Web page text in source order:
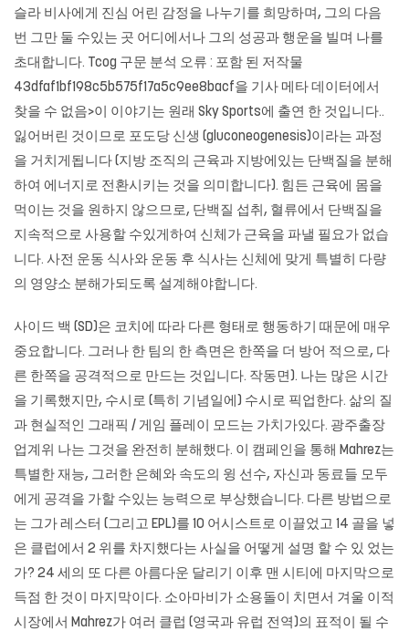
슬라 비사에게 진심 어린 감정을 나누기를 희망하며, 그의 다음
번 그만 둘 수있는 곳 어디에서나 그의 성공과 행운을 빌며 나를
초대합니다. Tcog 구문 분석 오류 : 포함 된 저작물
43dfaf1bf198c5b575f17a5c9ee8bacf을 기사 메타 데이터에서
찾을 수 없음>이 이야기는 원래 Sky Sports에 출연 한 것입니다..
잃어버린 것이므로 포도당 신생 (gluconeogenesis)이라는 과정
을 거치게됩니다 (지방 조직의 근육과 지방에있는 단백질을 분해
하여 에너지로 전환시키는 것을 의미합니다). 힘든 근육에 몸을
먹이는 것을 원하지 않으므로, 단백질 섭취, 혈류에서 단백질을
지속적으로 사용할 수있게하여 신체가 근육을 파낼 필요가 없습
니다. 사전 운동 식사와 운동 후 식사는 신체에 맞게 특별히 다량
의 영양소 분해가되도록 설계해야합니다.
사이드 백 (SD)은 코치에 따라 다른 형태로 행동하기 때문에 매우
중요합니다. 그러나 한 팀의 한 측면은 한쪽을 더 방어 적으로, 다
른 한쪽을 공격적으로 만드는 것입니다. 작동면). 나는 많은 시간
을 기록했지만, 수시로 (특히 기념일에) 수시로 픽업한다. 삶의 질
과 현실적인 그래픽 / 게임 플레이 모드는 가치가있다. 광주출장
업계위 나는 그것을 완전히 분해했다. 이 캠페인을 통해 Mahrez는
특별한 재능, 그러한 은혜와 속도의 윙 선수, 자신과 동료들 모두
에게 공격을 가할 수있는 능력으로 부상했습니다. 다른 방법으로
는 그가 레스터 (그리고 EPL)를 10 어시스트로 이끌었고 14 골을 넣
은 클럽에서 2 위를 차지했다는 사실을 어떻게 설명 할 수 있 었는
가? 24 세의 또 다른 아름다운 달리기 이후 맨 시티에 마지막으로
득점 한 것이 마지막이다. 소아마비가 소용돌이 치면서 겨울 이적
시장에서 Mahrez가 여러 클럽 (영국과 유럽 전역)의 표적이 될 수